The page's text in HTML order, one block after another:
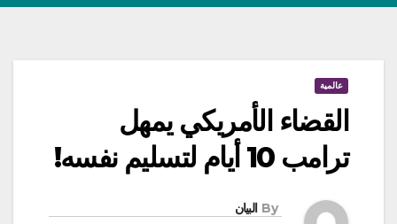
عالمية
القضاء الأمريكي يمهل
ترامب 10 أيام لتسليم نفسه!
By البيان